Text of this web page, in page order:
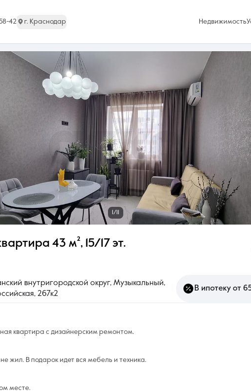
42 г. Краснодар Недвижимость
0
1/11
43 м², 15/17 эт.
внутригородской округ, Музыкальный,
267к2
В ипотеку от
квартира с дизайнерским ремонтом.
жил. В подарок идет вся мебель и техника.
месте.